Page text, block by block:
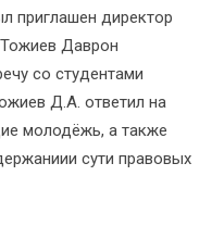
приглашен директор
Даврон
со студентами
Д.А. ответил на
молодёжь, а также
сути правовых